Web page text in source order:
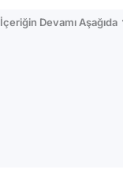
İçeriğin Devamı Aşağıda